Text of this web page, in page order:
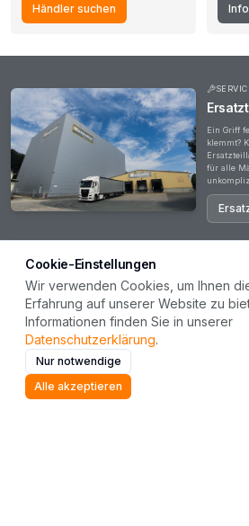
Händler suchen
Ein Griff
klemmt?
für alle
Haben Sie
Ob zu unseren Produkten, Ihrer Bestellung oder einer
Ihnen gerne zur Verfügung. Wir freuen
Cookie-Einstellungen
Wir verwenden Cookies, um Ihnen
Erfahrung auf unserer Website zu
Informationen finden Sie in unserer
Datenschutzerklärung.
Nur notwendige
Alle akzeptieren